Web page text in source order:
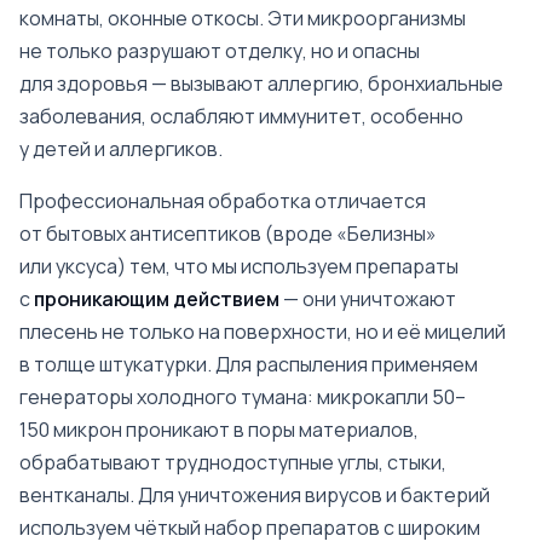
комнаты, оконные откосы. Эти микроорганизмы
не только разрушают отделку, но и опасны
для здоровья — вызывают аллергию, бронхиальные
заболевания, ослабляют иммунитет, особенно
у детей и аллергиков.
Профессиональная обработка отличается
от бытовых антисептиков (вроде «Белизны»
или уксуса) тем, что мы используем препараты
спроникающим действием — они уничтожают
плесень не только на поверхности, но и её мицелий
в толще штукатурки. Для распыления применяем
генераторы холодного тумана: микрокапли 50–
150 микрон проникают в поры материалов,
обрабатывают труднодоступные углы, стыки,
вентканалы. Для уничтожения вирусов и бактерий
используем чёткый набор препаратов с широким